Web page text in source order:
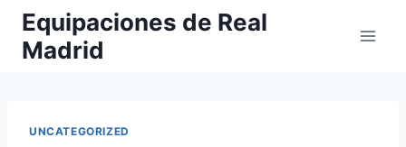
Saltar
contenido
Equipaciones de Real
Madrid
UNCATEGORIZED